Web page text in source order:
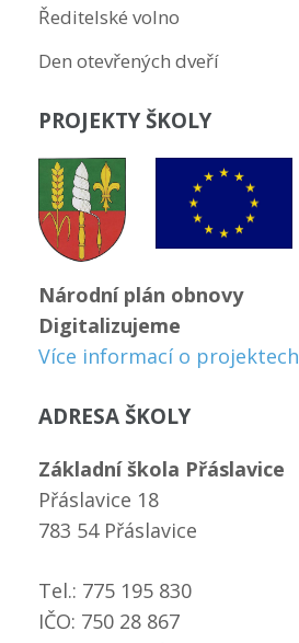
Ředitelské volno
Den otevřených dveří
PROJEKTY ŠKOLY
Národní plán obnovy
Digitalizujeme
Více informací o projektech
ADRESA ŠKOLY
Základní škola Přáslavice
Přáslavice 18
783 54 Přáslavice
Tel.: 775 195 830
IČO: 750 28 867